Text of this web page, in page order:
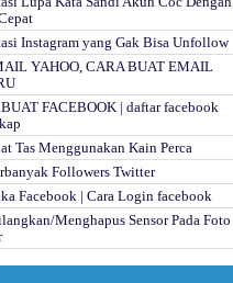
Instagram yang Gak Bisa Unfollow
YAHOO, CARA BUAT EMAIL
FACEBOOK | daftar facebook
Tas Menggunakan Kain Perca
Followers Twitter
Facebook | Cara Login facebook
Menghapus Sensor Pada Foto